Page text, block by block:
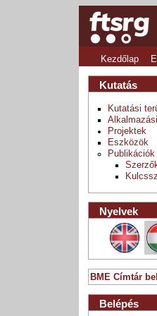
Kezdőlap
Kutatás
Kutatási
Projektek
Eszközök
Publikációk
Nyelvek
BME Címtár
Belépés